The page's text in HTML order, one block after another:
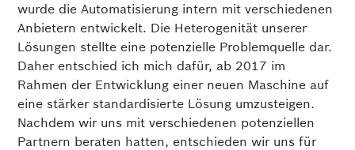
wurde die Automatisierung intern mit verschiedenen
Anbietern entwickelt. Die Heterogenität unserer
Lösungen stellte eine potenzielle Problemquelle dar.
Daher entschied ich mich dafür, ab 2017 im
Rahmen der Entwicklung einer neuen Maschine auf
eine stärker standardisierte Lösung umzusteigen.
Nachdem wir uns mit verschiedenen potenziellen
Partnern beraten hatten, entschieden wir uns für